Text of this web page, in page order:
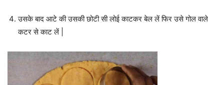
उसके बाद आटे की उसकी छोटी सी लोई काटकर बेल लें फिर उसे गोल वाले
कटर से काट लें |